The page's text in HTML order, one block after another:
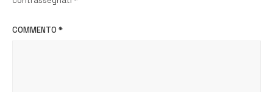
COMMENTO *